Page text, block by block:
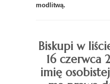
modlitwą.
Biskupi w
16 czerwca
imię